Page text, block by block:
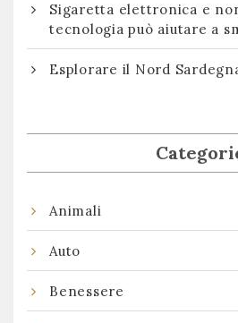
Sigaretta elettronica e
tecnologia può aiutare a
Esplorare il Nord
Animali
Auto
Benessere